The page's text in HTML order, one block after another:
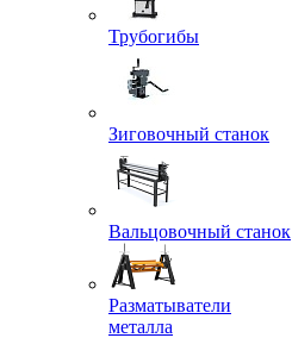
Трубогибы
Зиговочный станок
Вальцовочный станок
Разматыватели
металла